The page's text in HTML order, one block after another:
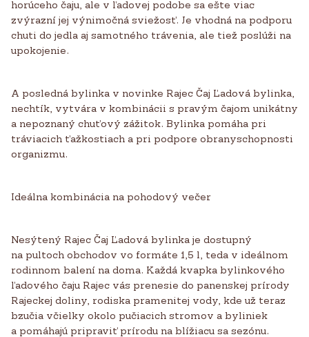
horúceho čaju, ale v ľadovej podobe sa ešte viac
zvýrazní jej výnimočná sviežosť. Je vhodná na podporu
chuti do jedla aj samotného trávenia, ale tiež poslúži na
upokojenie.
A posledná bylinka v novinke Rajec Čaj Ľadová bylinka,
nechtík, vytvára v kombinácii s pravým čajom unikátny
a nepoznaný chuťový zážitok. Bylinka pomáha pri
tráviacich ťažkostiach a pri podpore obranyschopnosti
organizmu.
Ideálna kombinácia na pohodový večer
Nesýtený Rajec Čaj Ľadová bylinka je dostupný
na pultoch obchodov vo formáte 1,5 l, teda v ideálnom
rodinnom balení na doma. Každá kvapka bylinkového
ľadového čaju Rajec vás prenesie do panenskej prírody
Rajeckej doliny, rodiska pramenitej vody, kde už teraz
bzučia včielky okolo pučiacich stromov a byliniek
a pomáhajú pripraviť prírodu na blížiacu sa sezónu.